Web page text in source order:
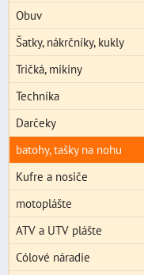
Obuv
Šatky, nákrčníky, kukly
Tričká, mikiny
Technika
Darčeky
batohy, tašky na nohu
Kufre a nosiče
motoplášte
ATV a UTV plášte
Cólové náradie